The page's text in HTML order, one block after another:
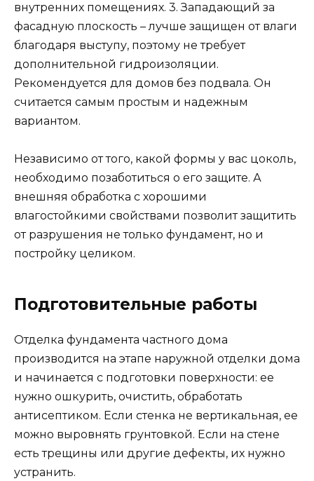
внутренних помещениях. 3. Западающий за
фасадную плоскость – лучше защищен от влаги
благодаря выступу, поэтому не требует
дополнительной гидроизоляции.
Рекомендуется для домов без подвала. Он
считается самым простым и надежным
вариантом.
Независимо от того, какой формы у вас цоколь,
необходимо позаботиться о его защите. А
внешняя обработка с хорошими
влагостойкими свойствами позволит защитить
от разрушения не только фундамент, но и
постройку целиком.
Подготовительные работы
Отделка фундамента частного дома
производится на этапе наружной отделки дома
и начинается с подготовки поверхности: ее
нужно ошкурить, очистить, обработать
антисептиком. Если стенка не вертикальная, ее
можно выровнять грунтовкой. Если на стене
есть трещины или другие дефекты, их нужно
устранить.